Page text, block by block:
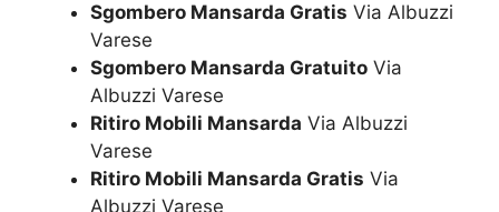
Sgombero Mansarda Gratis Via Albuzzi
Varese
Sgombero Mansarda Gratuito Via
Albuzzi Varese
Ritiro Mobili Mansarda Via Albuzzi
Varese
Ritiro Mobili Mansarda Gratis Via
Albuzzi Varese